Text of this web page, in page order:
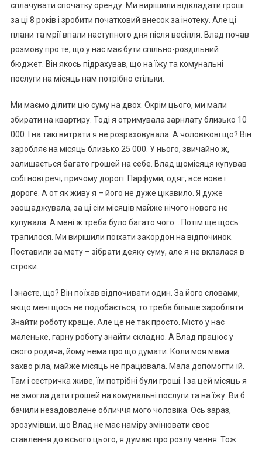
сплачувати спочатку оренду. Ми вирішили відкладати гроші
за ці 8 років і зробити початковий внесок за інотеку. Але ці
плани та мрії впали наступного дня після весілля. Влад почав
розмову про те, що у нас має бути спільно-роздільний
бюджет. Він якось підрахував, що на їжу та комунальні
послуги на місяць нам потрібно стільки.
Ми маємо ділити цю суму на двох. Окрім цього, ми мали
збирати на квартиру. Тоді я отримувала зарнлату близько 10
000. І на такі витрати я не розраховувала. А чоловікові що? Він
заробляє на місяць близько 25 000. У нього, звичайно ж,
залишається багато грошей на себе. Влад щомісяця купував
собі нові речі, причому дорогі. Парфуми, одяг, все нове і
дороге. А от як живу я – його не дуже цікавило. Я дуже
заощаджувала, за ці сім місяців майже нічого нового не
купувала. А мені ж треба було багато чого… Потім ще щось
трапилося. Ми вирішили поїхати закордон на відпочинок.
Поставили за мету – зібрати деяку суму, але я не вклалася в
строки.
І знаєте, що? Він поїхав відпочивати один. За його словами,
якщо мені щось не подобається, то треба більше заробляти.
Знайти роботу краще. Але це не так просто. Місто у нас
маленьке, гарну роботу знайти складно. А Влад працює у
свого родича, йому нема про що думати. Коли моя мама
захво ріла, майже місяць не працювала. Мала допомогти їй.
Там і сестричка живе, їм потрібні були гроші. І за цей місяць я
не змогла дати грошей на комунальні послуги та на їжу. Ви б
бачили незадоволене обличчя мого чоловіка. Ось зараз,
зрозумівши, що Влад не має наміру змінювати своє
ставлення до всього цього, я думаю про розлу чення. Тож